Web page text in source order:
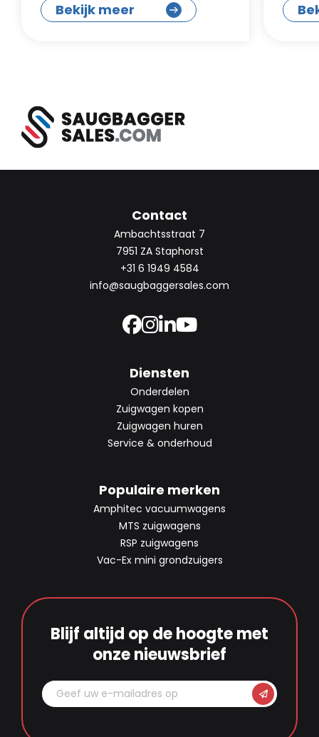
Bekijk meer
Contact
Ambachtsstraat 7
7951 ZA Staphorst
+31 6 1949 4584
info@saugbaggersales.com
Diensten
Onderdelen
Zuigwagen kopen
Zuigwagen huren
Service & onderhoud
Populaire merken
Amphitec vacuumwagens
MTS zuigwagens
RSP zuigwagens
Vac-Ex mini grondzuigers
Blijf altijd op de hoogte met
onze nieuwsbrief